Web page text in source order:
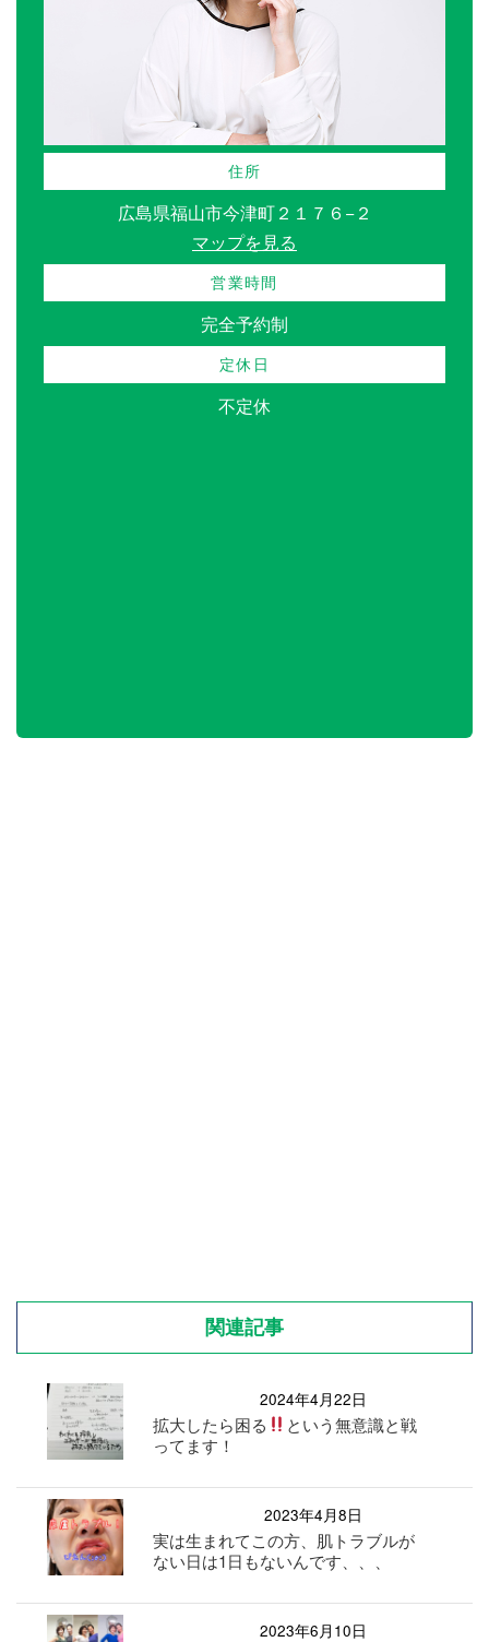
住所
広島県福山市今津町２１７６−２
マップを見る
営業時間
完全予約制
定休日
不定休
関連記事
2024年4月22日
拡大したら困る
という無意識と戦
ってます！
2023年4月8日
実は生まれてこの方、肌トラブルが
ない日は1日もないんです、、、
2023年6月10日